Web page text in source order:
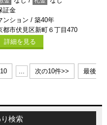
証金
ンション / 築40年
都市伏見区新町６丁目470
詳細を見る
10 ... 次の10件>> 最後
検索